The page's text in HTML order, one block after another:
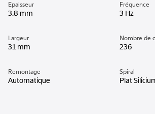
Epaisseur
3.8 mm
Fréquence
3 Hz
Largeur
31 mm
Nombre de
236
Remontage
Automatique
Spiral
Plat